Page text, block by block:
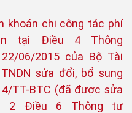
khoán chi công tác phí
tại Điều 4 Thông
06/2015 của Bộ Tài
sửa đổi, bổ sung
TT-BTC (đã được sửa
2 Điều 6 Thông tư